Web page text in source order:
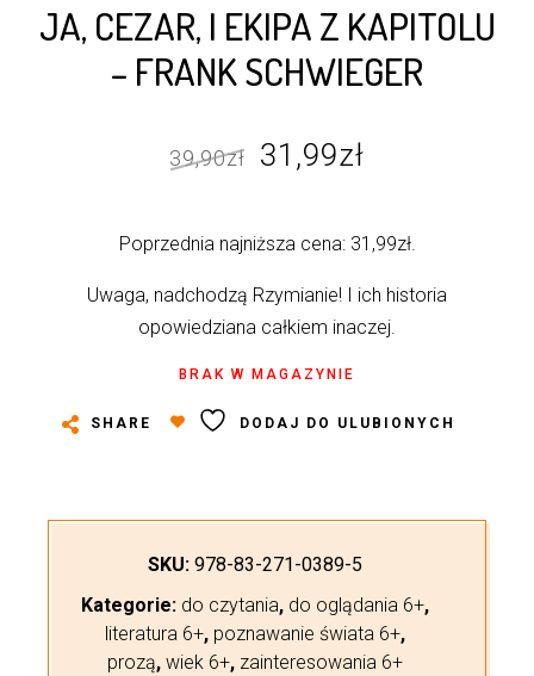
JA, CEZAR, I EKIPA Z KAPITOLU
– FRANK SCHWIEGER
39,90zł
Pierwotna
wynosiła:
39,90zł.
31,99zł
wynosi:
31,99zł.
Poprzednia najniższa cena: 31,99zł.
Uwaga, nadchodzą Rzymianie! I ich historia
opowiedziana całkiem inaczej.
BRAK W MAGAZYNIE
SHARE DODAJ DO ULUBIONYCH
SKU: 978-83-271-0389-5
Kategorie: do czytania, do oglądania 6+,
literatura 6+, poznawanie świata 6+,
prozą, wiek 6+, zainteresowania 6+